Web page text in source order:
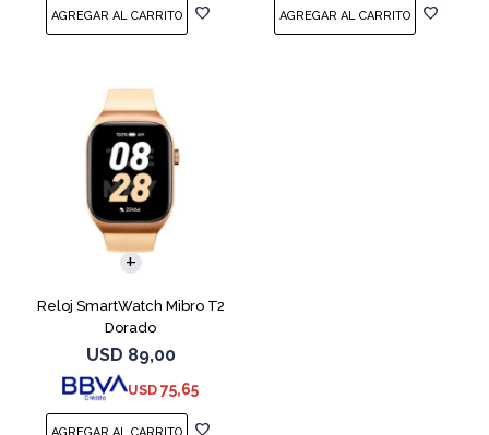
Reloj SmartWatch Mibro T2
Dorado
USD 89,00
USD 75,65